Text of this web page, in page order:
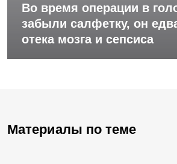
Во время операции в
забыли салфетку, он
отека мозга и сепсиса
Материалы по теме